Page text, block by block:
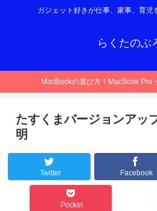
ガジェット好きが仕事、家事、育児
らくたのぶ
MacBookの選び方！MacBook Pro
たすくまバージョンアッ
明
Twitter Facebook
Pocket